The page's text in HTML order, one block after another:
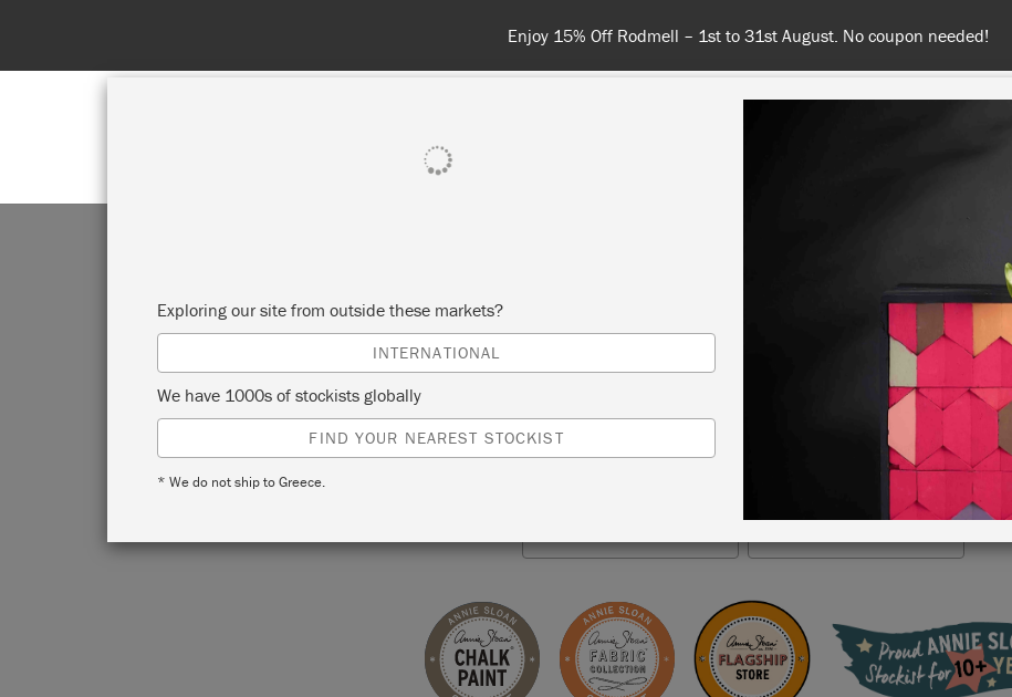
Enjoy 15% Off Rodmell – 1st to 31st August. No coupon needed!
Stockist
HUG HOME & GARDEN
Exploring our site from outside these markets?
INTERNATIONAL
We have 1000s of stockists globally
FIND YOUR NEAREST STOCKIST
* We do not ship to Greece.